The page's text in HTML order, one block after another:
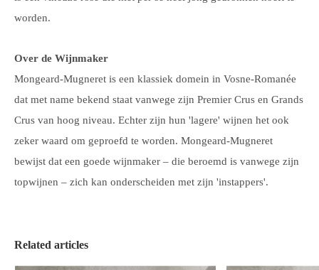
worden.
Over de Wijnmaker
Mongeard-Mugneret is een klassiek domein in Vosne-Romanée
dat met name bekend staat vanwege zijn Premier Crus en Grands
Crus van hoog niveau. Echter zijn hun 'lagere' wijnen het ook
zeker waard om geproefd te worden. Mongeard-Mugneret
bewijst dat een goede wijnmaker – die beroemd is vanwege zijn
topwijnen – zich kan onderscheiden met zijn 'instappers'.
Related articles